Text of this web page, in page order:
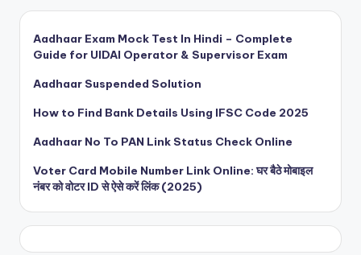
Aadhaar Exam Mock Test In Hindi – Complete
Guide for UIDAI Operator & Supervisor Exam
Aadhaar Suspended Solution
How to Find Bank Details Using IFSC Code 2025
Aadhaar No To PAN Link Status Check Online
Voter Card Mobile Number Link Online: घर बैठे मोबाइल
नंबर को वोटर ID से ऐसे करें लिंक (2025)